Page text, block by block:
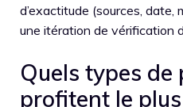
d’exactitude (sources, date,
une itération de vérification
Quels types de
profitent le